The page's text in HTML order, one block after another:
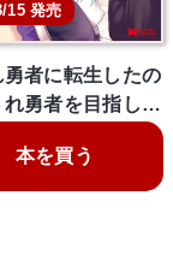
15 発売
勇者に転生したの
れ勇者を目指し…
本を買う